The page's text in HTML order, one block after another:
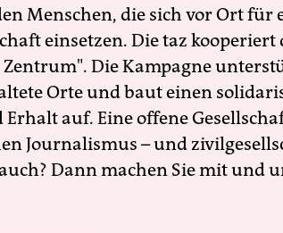
Menschen, die sich vor Ort für
einsetzen. Die taz
Die Kampagne
Orte und baut einen
Erhalt auf. Eine offene
Journalismus – und
Dann machen Sie mit und